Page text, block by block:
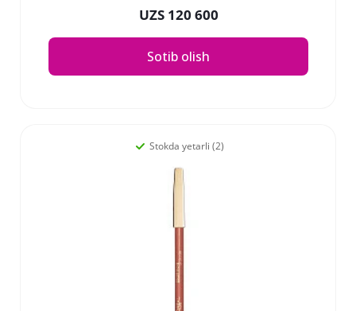
UZS 120 600
Sotib olish
Stokda yetarli (2)